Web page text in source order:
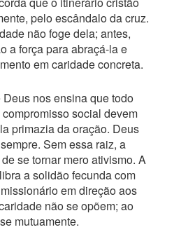
pelo escândalo da cruz.
não foge dela; antes,
a força para abraçá-la e
em caridade concreta.
nos ensina que todo
social devem
primazia da oração. Deus
Sem essa raiz, a
se tornar mero ativismo. A
a solidão fecunda com
em direção aos
não se opõem; ao
mutuamente.